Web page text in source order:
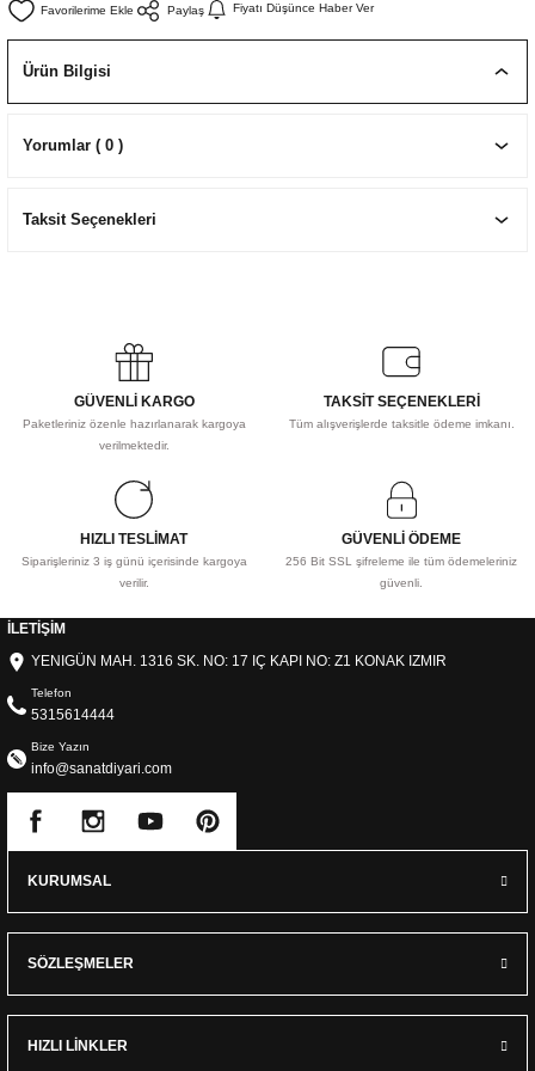
ÇİZİM SETLERİ
Paylaş Fiyatı Düşünce Haber Ver
Ürün Bilgisi
Yorumlar ( 0 )
Taksit Seçenekleri
GÜVENLİ KARGO
Paketleriniz özenle hazırlanarak kargoya
verilmektedir.
TAKSİT SEÇENEKLERİ
Tüm alışverişlerde taksitle ödeme imkanı.
HIZLI TESLİMAT
Siparişleriniz 3 iş günü içerisinde kargoya
verilir.
GÜVENLİ ÖDEME
256 Bit SSL şifreleme ile tüm ödemeleriniz
güvenli.
İLETİŞİM
YENIGÜN MAH. 1316 SK. NO: 17 IÇ KAPI NO: Z1 KONAK IZMIR
Telefon
5315614444
Bize Yazın
info@sanatdiyari.com
KURUMSAL
SÖZLEŞMELER
HIZLI LİNKLER